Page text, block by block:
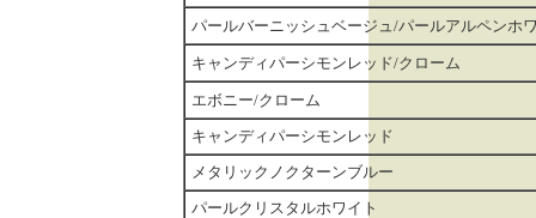
パールバーニッシュベージュ/パールアルペンホ
キャンディパーシモンレッド/クローム
エボニー/クローム
キャンディパーシモンレッド
メタリックノクターンブルー
パールクリスタルホワイト